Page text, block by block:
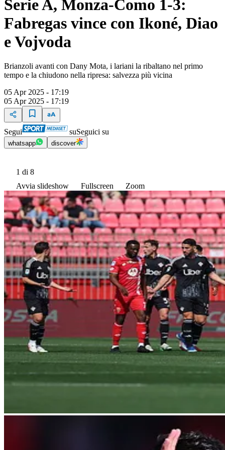
Serie A, Monza-Como 1-3:
Fabregas vince con Ikoné, Diao
e Vojvoda
Brianzoli avanti con Dany Mota, i lariani la ribaltano nel primo
tempo e la chiudono nella ripresa: salvezza più vicina
05 Apr 2025 - 17:19
05 Apr 2025 - 17:19
Segui suSeguici su
whatsapp discover
1 di 8
Avvia slideshow
Fullscreen Zoom